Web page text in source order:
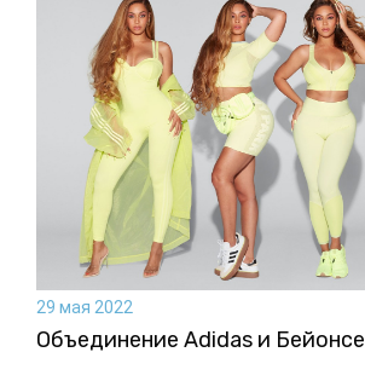
29 мая 2022
Объединение Adidas и Бейонсе